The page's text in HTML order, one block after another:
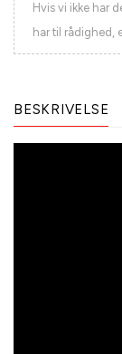
Hvis vi ikke har
har til rådighed,
BESKRIVELSE